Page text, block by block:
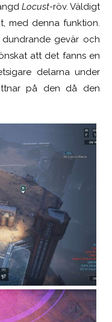
Locust-röv. Väldigt
med denna funktion.
gevär och
att det fanns en
delarna under
på den då den